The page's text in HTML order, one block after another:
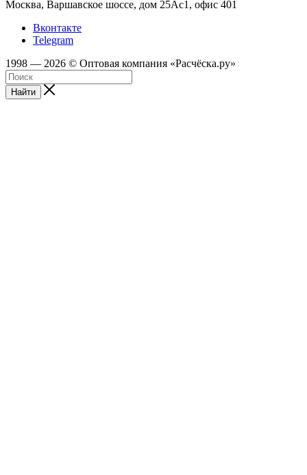
Москва, Варшавское шоссе, дом 25Аc1, офис 401
Вконтакте
Telegram
1998 — 2026 © Оптовая компания «Расчёска.ру»
Найти